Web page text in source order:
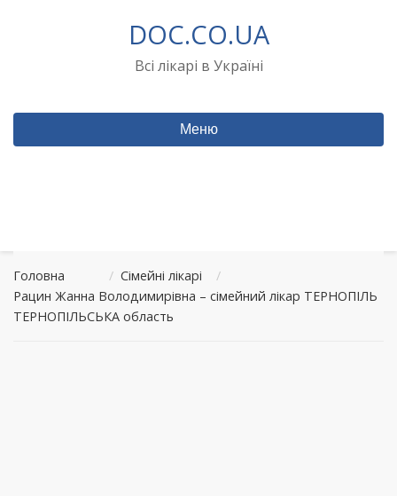
DOC.CO.UA
Всі лікарі в Україні
Меню
Головна / Сімейні лікарі
/
Рацин Жанна Володимирівна – сімейний лікар ТЕРНОПІЛЬ
ТЕРНОПІЛЬСЬКА область